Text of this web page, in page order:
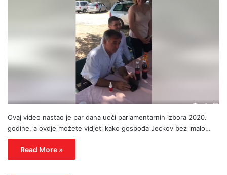
Ovaj video nastao je par dana uoči parlamentarnih izbora 2020.
godine, a ovdje možete vidjeti kako gospođa Jeckov bez imalo…
Read More »